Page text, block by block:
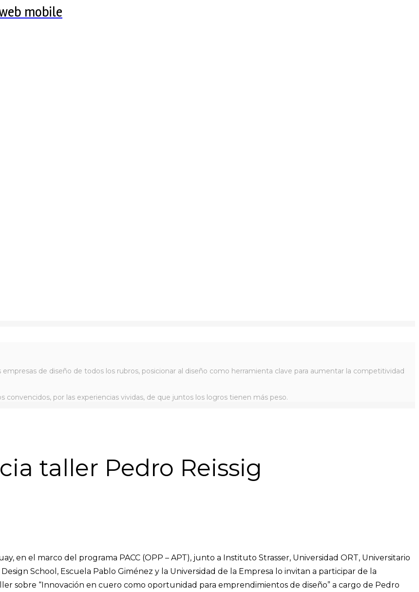
de diseño de todos los rubros, posicionar al diseño como herramienta clave para aumentar la competitividad
por las experiencias vividas, de que juntos los logros tienen más peso.
taller Pedro Reissig
en el marco del programa PACC (OPP – APT), junto a Instituto Strasser, Universidad ORT, Universitario
School, Escuela Pablo Giménez y la Universidad de la Empresa lo invitan a participar de la
sobre “Innovación en cuero como oportunidad para emprendimientos de diseño” a cargo de Pedro